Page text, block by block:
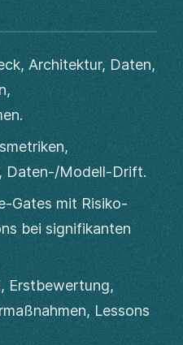
Architektur, Daten,
Daten-/Modell-Drift.
Gates mit Risiko-
bei signifikanten
Erstbewertung,
Lessons